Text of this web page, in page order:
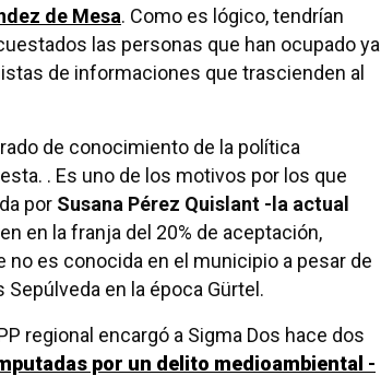
de Mesa. Como es lógico, tendrían
las personas que han ocupado ya
de informaciones que trascienden al
de conocimiento de la política
. Es uno de los motivos por los que
por Susana Pérez Quislant -la actual
en la franja del 20% de aceptación,
no es conocida en el municipio a pesar de
en la época Gürtel.
regional encargó a Sigma Dos hace dos
por un delito medioambiental -